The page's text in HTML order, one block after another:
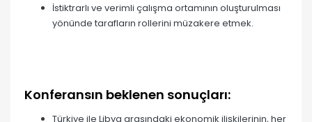
İstiktrarlı ve verimli çalışma ortamının oluşturulması
yönünde tarafların rollerini müzakere etmek.
Konferansın beklenen sonuçları:
Türkiye ile Libya arasındaki ekonomik ilişkilerinin, her